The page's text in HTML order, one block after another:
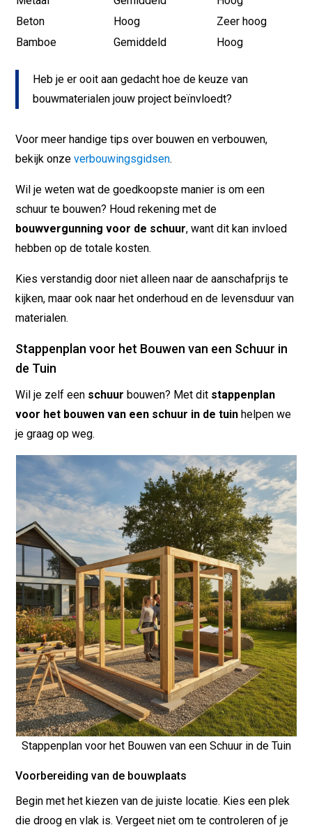
Beton
Hoog
Zeer hoog
Bamboe
Gemiddeld Hoog
Heb je er ooit aan gedacht hoe de keuze van
bouwmaterialen jouw project beïnvloedt?
Voor meer handige tips over bouwen en verbouwen,
bekijk onzeverbouwingsgidsen.
Wil je weten wat de goedkoopste manier is om een
schuur te bouwen? Houd rekening met de
bouwvergunning voor de schuur, want dit kan invloed
hebben op de totale kosten.
Kies verstandig door niet alleen naar de aanschafprijs te
kijken, maar ook naar het onderhoud en de levensduur van
materialen.
Stappenplan voor het Bouwen van een Schuur in
de Tuin
Wil je zelf een schuur bouwen? Met dit stappenplan
voor het bouwen van een schuur in de tuin helpen we
je graag op weg.
Stappenplan voor het Bouwen van een Schuur in de Tuin
Voorbereiding van de bouwplaats
Begin met het kiezen van de juiste locatie. Kies een plek
die droog en vlak is. Vergeet niet om te controleren of je